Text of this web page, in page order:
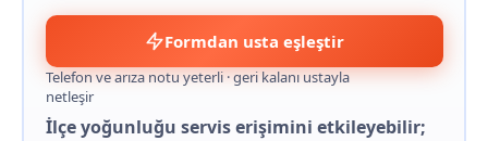
Formdan usta eşleştir
Telefon ve arıza notu yeterli · geri kalanı ustayla
netleşir
İlçe yoğunluğu servis erişimini etkileyebilir;